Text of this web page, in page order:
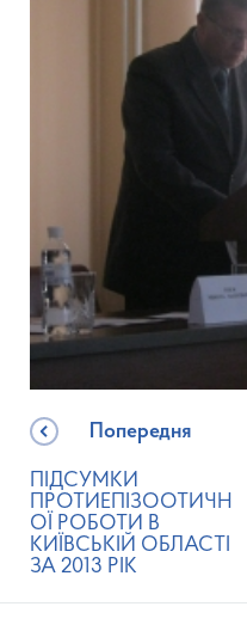
Попередня
ПІДСУМКИ
ПРОТИЕПІЗООТИЧН
ОЇ РОБОТИ В
КИЇВСЬКІЙ ОБЛАСТІ
ЗА 2013 РІК